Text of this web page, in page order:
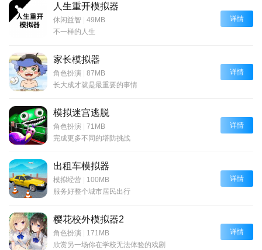
人生重开模拟器
休闲益智 | 49MB
不一样的人生
详情
家长模拟器
角色扮演 | 87MB
长大成才就是最重要的事情
详情
模拟迷宫逃脱
角色扮演 | 71MB
完成更多不同的塔防挑战
详情
出租车模拟器
模拟经营 | 100MB
服务好整个城市居民出行
详情
樱花校外模拟器2
角色扮演 | 171MB
欣赏另一场你在学校无法体验的戏剧
详情